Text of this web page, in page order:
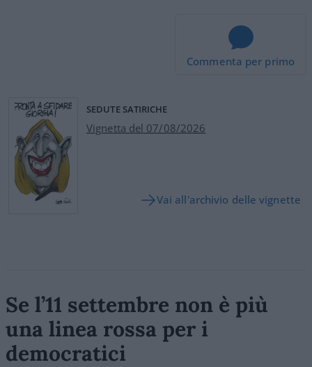
Commenta per primo
SEDUTE SATIRICHE
Vignetta del 07/08/2026
Vai all'archivio delle vignette
Se l’11 settembre non è più
una linea rossa per i
democratici